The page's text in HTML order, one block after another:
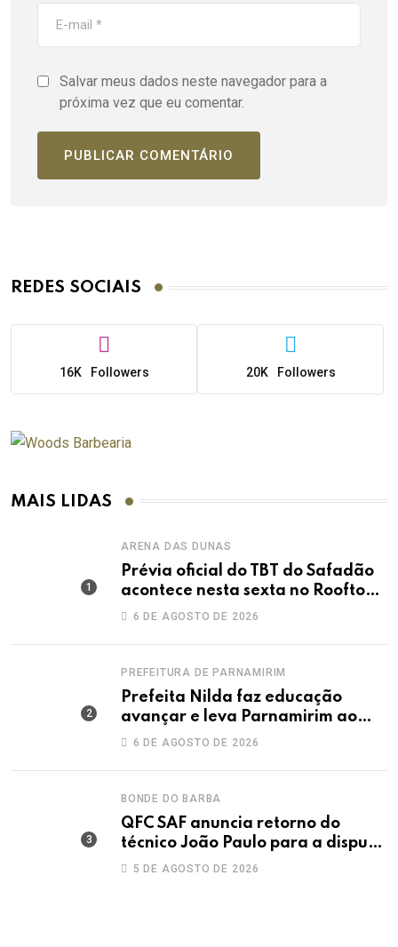
Salvar meus dados neste navegador para a
próxima vez que eu comentar.
REDES SOCIAIS
16K Followers 20K Followers
MAIS LIDAS
ARENA DAS DUNAS
Prévia oficial do TBT do Safadão
acontece nesta sexta no Rooftop
Dunas
6 DE AGOSTO DE 2026
PREFEITURA DE PARNAMIRIM
Prefeita Nilda faz educação
avançar e leva Parnamirim ao
maior IDEB da história dos anos
6 DE AGOSTO DE 2026
BONDE DO BARBA
QFC SAF anuncia retorno do
técnico João Paulo para a disputa
da elite do Campeonato Potiguar
5 DE AGOSTO DE 2026